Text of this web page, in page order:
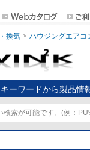
換気 ハウジングエアコ
キーワードから製品情